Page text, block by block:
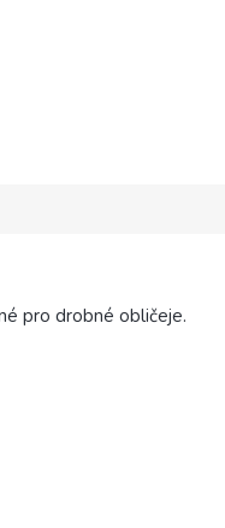
pro drobné obličeje.